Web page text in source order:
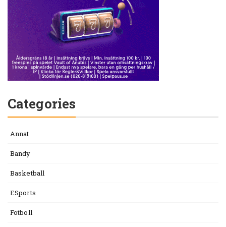
Categories
Annat
Bandy
Basketball
ESports
Fotboll